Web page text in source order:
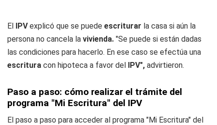
El IPVexplicó que se puede escriturar la casa si aún la
persona no cancela la vivienda. "Se puede si están dadas
las condiciones para hacerlo. En ese caso se efectúa una
escritura con hipoteca a favor del IPV", advirtieron.
Paso a paso: cómo realizar el trámite del
programa "Mi Escritura" del IPV
El paso a paso para acceder al programa "Mi Escritura" del